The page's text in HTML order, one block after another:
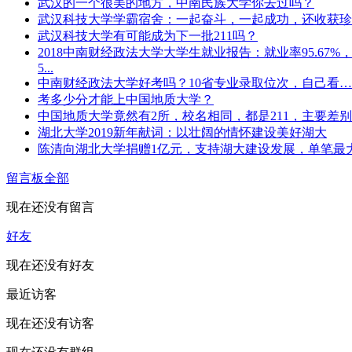
武汉科技大学学霸宿舍：一起奋斗，一起成功，还收获
武汉科技大学有可能成为下一批211吗？
2018中南财经政法大学大学生就业报告：就业率95.67%
5...
中南财经政法大学好考吗？10省专业录取位次，自己看
考多少分才能上中国地质大学？
中国地质大学竟然有2所，校名相同，都是211，主要差
湖北大学2019新年献词：以壮阔的情怀建设美好湖大
陈清向湖北大学捐赠1亿元，支持湖大建设发展，单笔最
留言板全部
现在还没有留言
好友
现在还没有好友
最近访客
现在还没有访客